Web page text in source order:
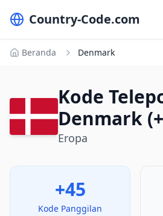
Country-Code.com
Beranda Denmark
Kode
Denmark
Eropa
+45
Kode Panggilan